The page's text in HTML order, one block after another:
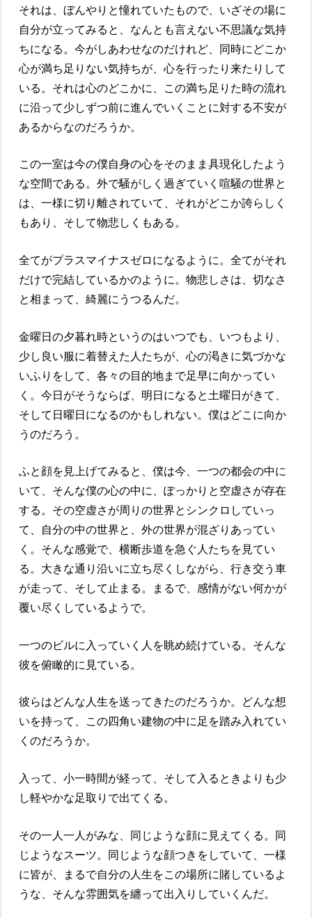
それは、ぼんやりと憧れていたもので、いざその場に
自分が立ってみると、なんとも言えない不思議な気持
ちになる。今がしあわせなのだけれど、同時にどこか
心が満ち足りない気持ちが、心を行ったり来たりして
いる。それは心のどこかに、この満ち足りた時の流れ
に沿って少しずつ前に進んでいくことに対する不安が
あるからなのだろうか。
この一室は今の僕自身の心をそのまま具現化したよう
な空間である。外で騒がしく過ぎていく喧騒の世界と
は、一様に切り離されていて、それがどこか誇らしく
もあり、そして物悲しくもある。
全てがプラスマイナスゼロになるように。全てがそれ
だけで完結しているかのように。物悲しさは、切なさ
と相まって、綺麗にうつるんだ。
金曜日の夕暮れ時というのはいつでも、いつもより、
少し良い服に着替えた人たちが、心の渇きに気づかな
いふりをして、各々の目的地まで足早に向かってい
く。今日がそうならば、明日になると土曜日がきて、
そして日曜日になるのかもしれない。僕はどこに向か
うのだろう。
ふと顔を見上げてみると、僕は今、一つの都会の中に
いて、そんな僕の心の中に、ぽっかりと空虚さが存在
する。その空虚さが周りの世界とシンクロしていっ
て、自分の中の世界と、外の世界が混ざりあってい
く。そんな感覚で、横断歩道を急ぐ人たちを見てい
る。大きな通り沿いに立ち尽くしながら、行き交う車
が走って、そして止まる。まるで、感情がない何かが
覆い尽くしているようで。
一つのビルに入っていく人を眺め続けている。そんな
彼を俯瞰的に見ている。
彼らはどんな人生を送ってきたのだろうか。どんな想
いを持って、この四角い建物の中に足を踏み入れてい
くのだろうか。
入って、小一時間が経って、そして入るときよりも少
し軽やかな足取りで出てくる。
その一人一人がみな、同じような顔に見えてくる。同
じようなスーツ。同じような顔つきをしていて、一様
に皆が、まるで自分の人生をこの場所に賭しているよ
うな、そんな雰囲気を纏って出入りしていくんだ。